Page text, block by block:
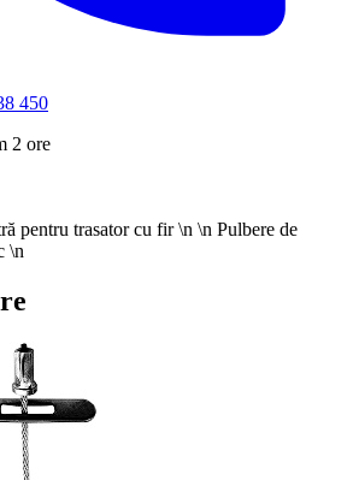
450
2 ore
pentru trasator cu fir \n \n Pulbere de
\n